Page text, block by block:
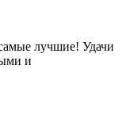
лучшие! Удачи
и